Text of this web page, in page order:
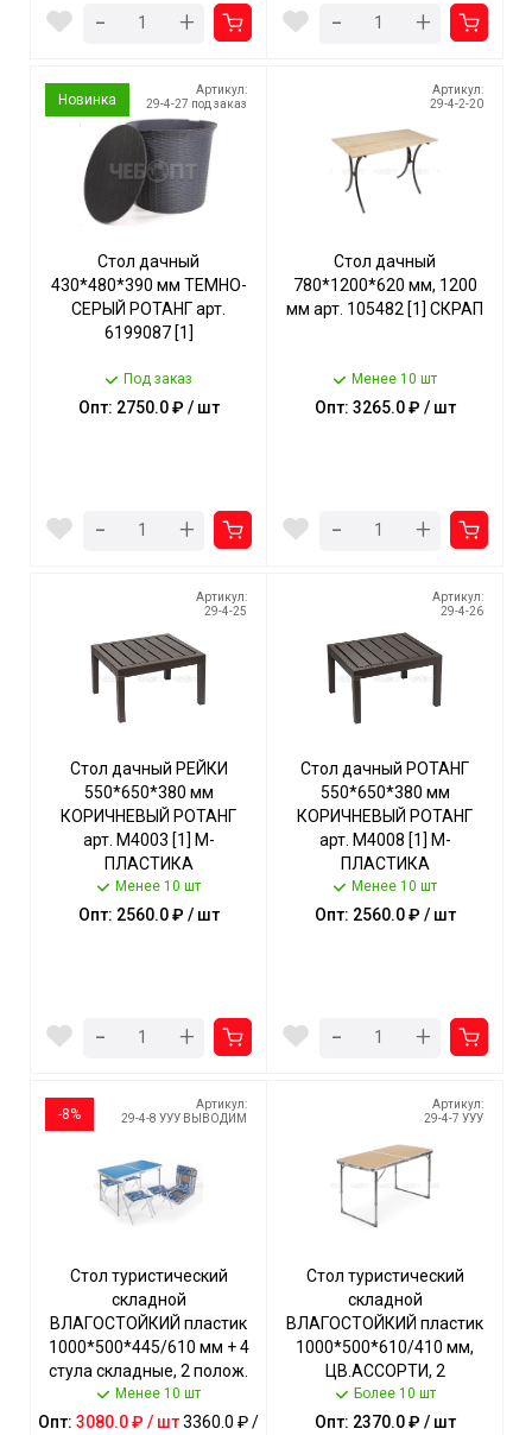
- + - +
Новинка
Артикул:
29-4-27 под заказ
Стол дачный
430*480*390 мм ТЕМНО-
СЕРЫЙ РОТАНГ арт.
6199087 [1]
Под заказ
Опт: 2750.0 ₽ / шт
- +
Артикул:
29-4-2-20
Стол дачный
780*1200*620 мм, 1200
мм арт. 105482 [1] СКРАП
Менее 10 шт
Опт: 3265.0 ₽ / шт
- +
Артикул:
29-4-25
Стол дачный РЕЙКИ
550*650*380 мм
КОРИЧНЕВЫЙ РОТАНГ
арт. М4003 [1] М-
ПЛАСТИКА
Менее 10 шт
Опт: 2560.0 ₽ / шт
- +
Артикул:
29-4-26
Стол дачный РОТАНГ
550*650*380 мм
КОРИЧНЕВЫЙ РОТАНГ
арт. М4008 [1] М-
ПЛАСТИКА
Менее 10 шт
Опт: 2560.0 ₽ / шт
- +
-8%
Артикул:
29-4-8 УУУ ВЫВОДИМ
Стол туристический
складной
ВЛАГОСТОЙКИЙ пластик
1000*500*445/610 мм + 4
стула складные, 2 полож.
высоты, нагрузка стола
20 кг арт. ССТ-К2 NIKA [1]
Менее 10 шт
Опт: 3080.0 ₽ / шт3360.0 ₽ /
Артикул:
29-4-7 УУУ
Стол туристический
складной
ВЛАГОСТОЙКИЙ пластик
1000*500*610/410 мм,
ЦВ.АССОРТИ, 2
положения высоты
допустимая нагрузка 20
Более 10 шт
Опт: 2370.0 ₽ / шт